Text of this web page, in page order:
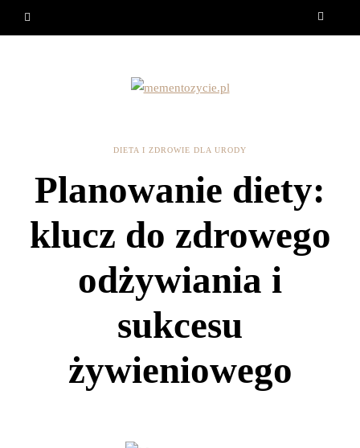
DIETA I ZDROWIE DLA URODY
Planowanie diety:
klucz do zdrowego
odżywiania i
sukcesu
żywieniowego